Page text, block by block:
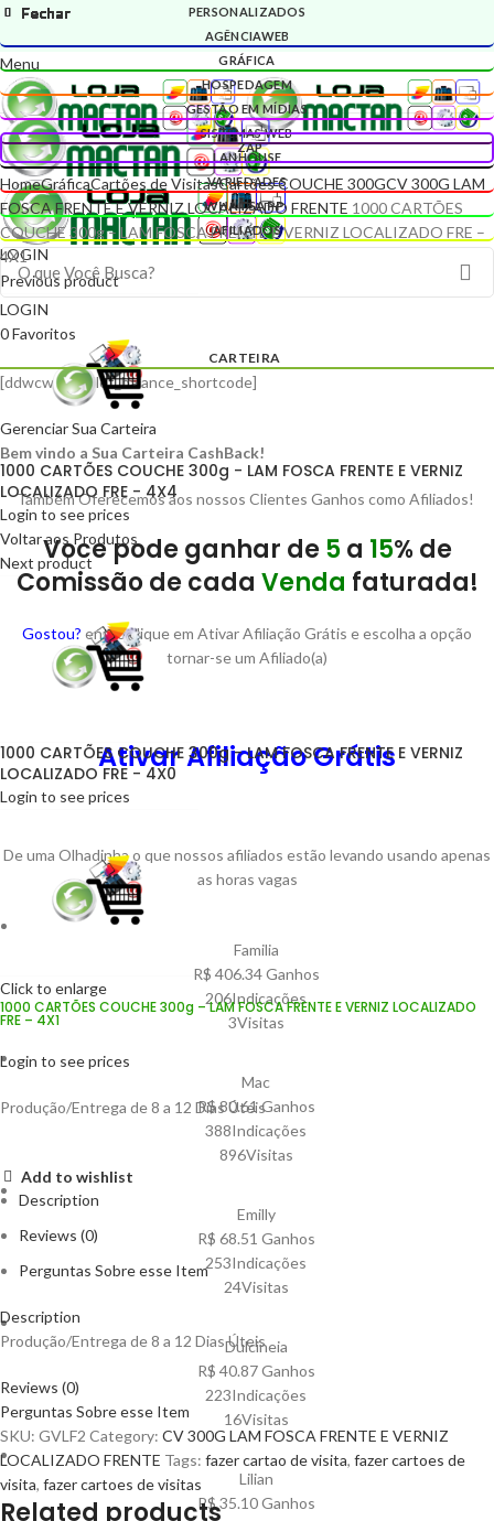
PERSONALIZADOS
AGÊNCIAWEB
GRÁFICA
HOSPEDAGEM
GESTÃO EM MÍDIAS
SISTEMAS WEB
LANHOUSE
VARIEDADES
WHATSAPP
AFILIADOS
LOGIN
Menu
ZAP
LOGIN
0Favoritos
CARTEIRA
[ddwcwm_wallet_balance_shortcode]
Gerenciar Sua Carteira
Bem vindo a Sua Carteira CashBack!
Também Oferecemos aos nossos Clientes Ganhos como Afiliados!
Voce pode ganhar de 5a 15% de
Comissão de cada Venda faturada!
Gostou? então clique em Ativar Afiliação Grátis e escolha a opção
tornar-se um Afiliado(a)
Ativar Afiliação Grátis
De uma Olhadinha o que nossos afiliados estão levando usando apenas
as horas vagas
Familia
R$ 406.34 Ganhos
206Indicações
3Visitas
Mac
R$ 80.61 Ganhos
388Indicações
896Visitas
Emilly
R$ 68.51 Ganhos
253Indicações
24Visitas
Dulcineia
R$ 40.87 Ganhos
223Indicações
16Visitas
Lilian
R$ 35.10 Ganhos
HomeGráficaCartões de VisitasCartões COUCHE 300GCV 300G LAM
FOSCA FRENTE E VERNIZ LOCALIZADO FRENTE 1000 CARTÕES
COUCHE 300g – LAM FOSCA FRENTE E VERNIZ LOCALIZADO FRE –
4X1
Previous product
1000 CARTÕES COUCHE 300g - LAM FOSCA FRENTE E VERNIZ
LOCALIZADO FRE - 4X4
Login to see prices
Voltar aos Produtos
Next product
1000 CARTÕES COUCHE 300g - LAM FOSCA FRENTE E VERNIZ
LOCALIZADO FRE - 4X0
Login to see prices
Click to enlarge
1000 CARTÕES COUCHE 300g – LAM FOSCA FRENTE E VERNIZ LOCALIZADO
FRE – 4X1
Login to see prices
Produção/Entrega de 8 a 12 Dias Úteis
Add to wishlist
Description
Reviews (0)
Perguntas Sobre esse Item
Description
Produção/Entrega de 8 a 12 Dias Úteis
Reviews (0)
Perguntas Sobre esse Item
SKU: GVLF2 Category: CV 300G LAM FOSCA FRENTE E VERNIZ
LOCALIZADO FRENTE Tags: fazer cartao de visita, fazer cartoes de
visita, fazer cartoes de visitas
Related products
Fechar
Fechar
Fechar
Fechar
Fechar
Fechar
Fechar
Fechar
Fechar
Fechar
Fechar
Fechar